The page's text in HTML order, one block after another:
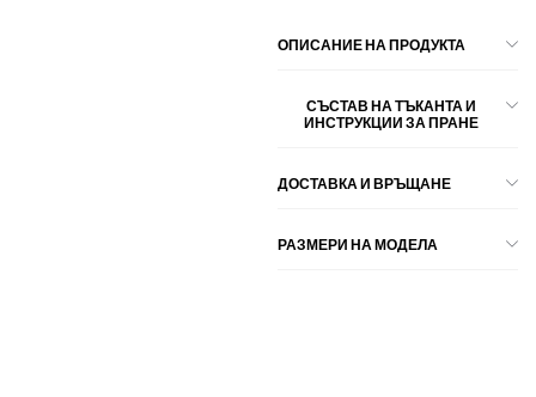
ОПИСАНИЕ НА ПРОДУКТА
СЪСТАВ НА ТЪКАНТА И
ИНСТРУКЦИИ ЗА ПРАНЕ
ДОСТАВКА И ВРЪЩАНЕ
РАЗМЕРИ НА МОДЕЛА